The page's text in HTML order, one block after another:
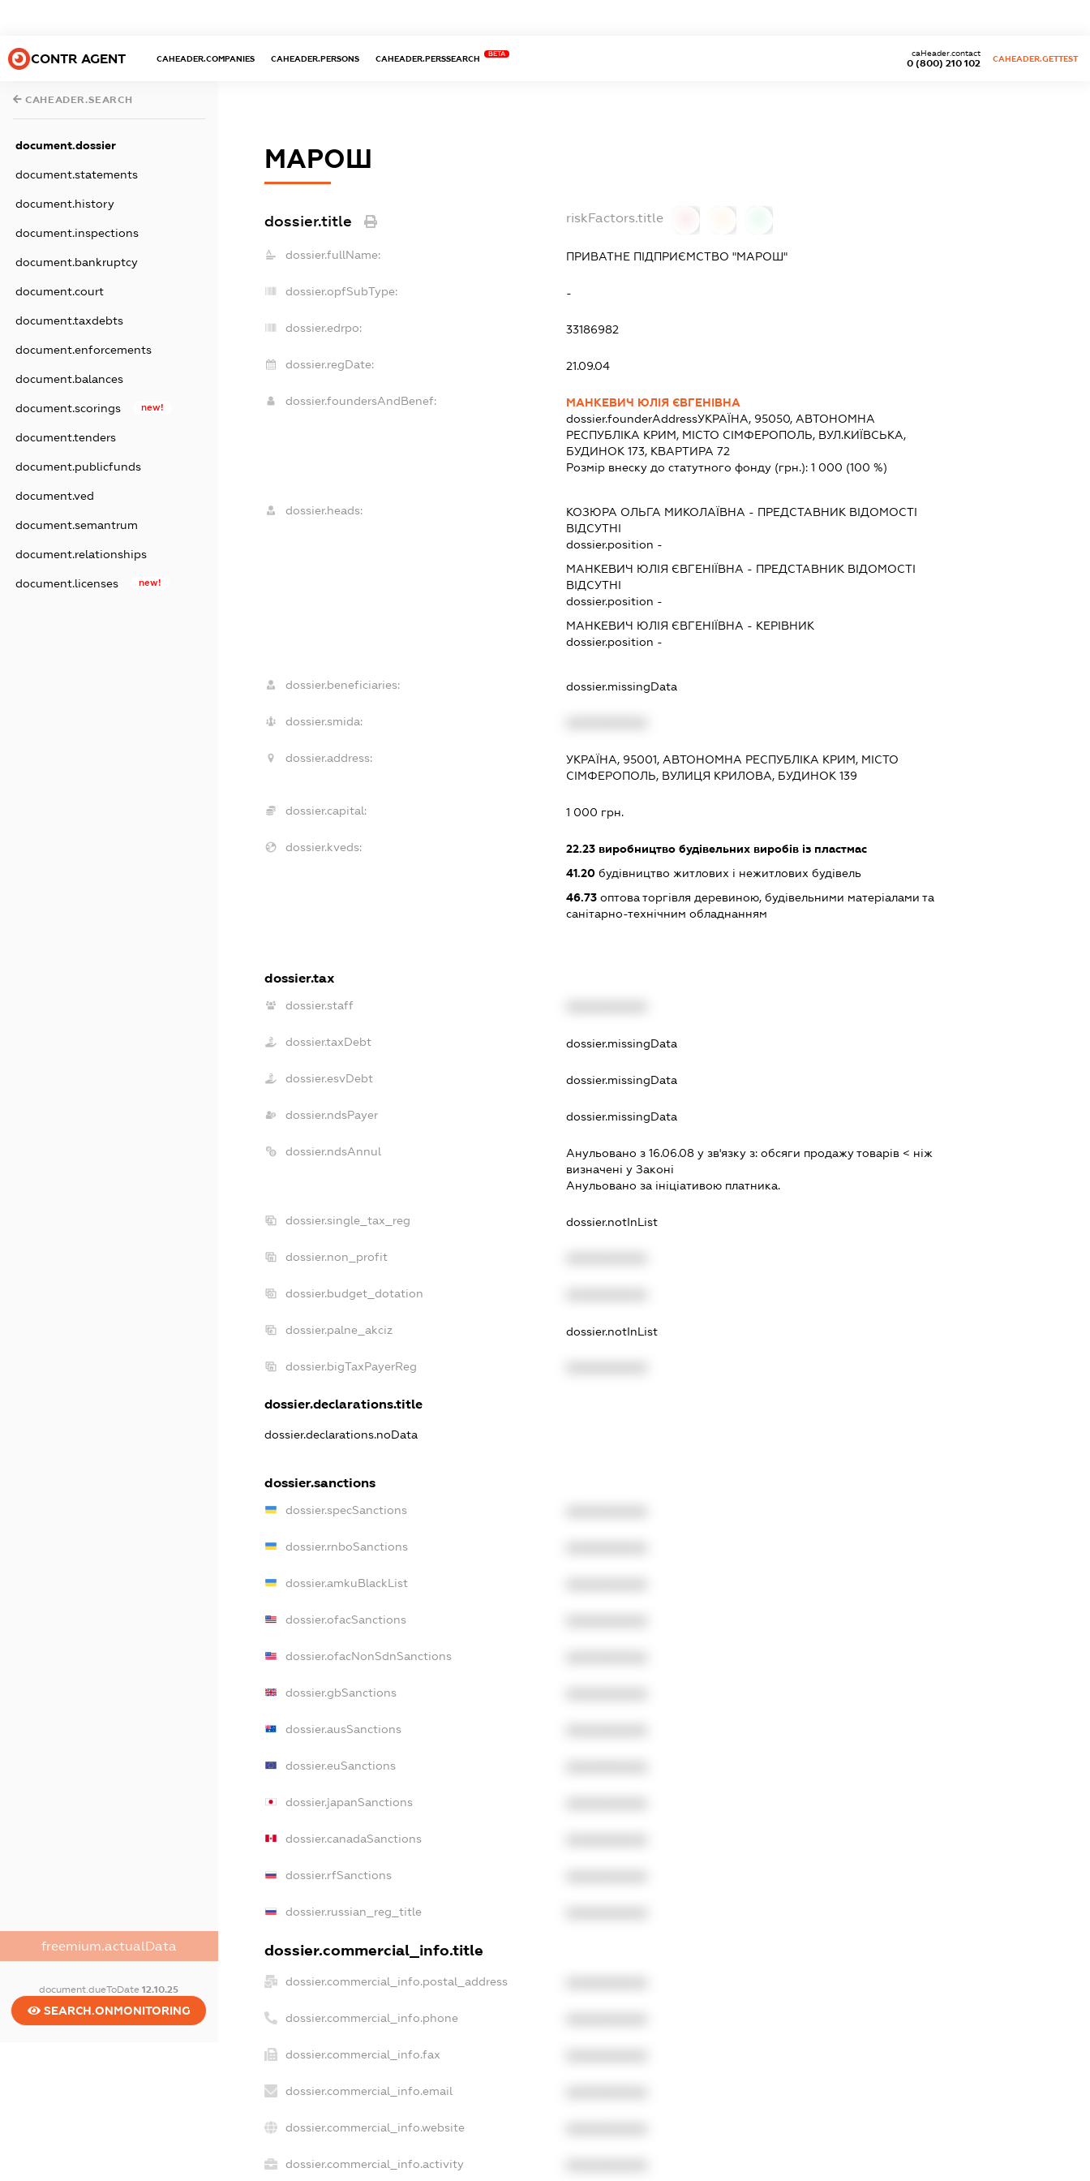
CONTR AGENT CAHEADER.COMPANIES CAHEADER.PERSONS CAHEADER.PERSSEARCH
BETA
0 (800) 210 102
caHeader.contact
CAHEADER.GETTEST
CAHEADER.SEARCH
document.dossier
document.statements
document.history
document.inspections
document.bankruptcy
document.court
document.taxdebts
document.enforcements
document.balances
document.scorings new!
document.tenders
document.publicfunds
document.ved
document.semantrum
document.relationships
document.licenses new!
freemium.actualData
document.dueToDate12.10.25
SEARCH.ONMONITORING
МАРОШ
dossier.title riskFactors.title
dossier.fullName: ПРИВАТНЕ ПІДПРИЄМСТВО "МАРОШ"
dossier.opfSubType: -
dossier.edrpo: 33186982
dossier.regDate: 21.09.04
dossier.foundersAndBenef:
МАНКЕВИЧ ЮЛІЯ ЄВГЕНІВНА
dossier.founderAddressУКРАЇНА, 95050, АВТОНОМНА
РЕСПУБЛІКА КРИМ, МІСТО СІМФЕРОПОЛЬ, ВУЛ.КИЇВСЬКА,
БУДИНОК 173, КВАРТИРА 72
Розмір внеску до статутного фонду (грн.): 1 000 (100 %)
dossier.heads: КОЗЮРА ОЛЬГА МИКОЛАЇВНА - ПРЕДСТАВНИК ВІДОМОСТІ
ВІДСУТНІ
dossier.position -
МАНКЕВИЧ ЮЛІЯ ЄВГЕНІЇВНА - ПРЕДСТАВНИК ВІДОМОСТІ
ВІДСУТНІ
dossier.position -
МАНКЕВИЧ ЮЛІЯ ЄВГЕНІЇВНА - КЕРІВНИК
dossier.position -
dossier.beneficiaries: dossier.missingData
dossier.smida:
dossier.address:
УКРАЇНА, 95001, АВТОНОМНА РЕСПУБЛІКА КРИМ, МІСТО
СІМФЕРОПОЛЬ, ВУЛИЦЯ КРИЛОВА, БУДИНОК 139
dossier.capital: 1 000 грн.
dossier.kveds: 22.23виробництво будівельних виробів із пластмас
41.20будівництво житлових і нежитлових будівель
46.73оптова торгівля деревиною, будівельними матеріалами та
санітарно-технічним обладнанням
dossier.tax
dossier.staff
dossier.taxDebt dossier.missingData
dossier.esvDebt dossier.missingData
dossier.ndsPayer dossier.missingData
dossier.ndsAnnul Анульовано з 16.06.08 у зв'язку з: обсяги продажу товарiв < нiж
визначенi у Законi
Анульовано за iнiцiативою платника.
dossier.single_tax_reg dossier.notInList
dossier.non_profit
dossier.budget_dotation
dossier.palne_akciz dossier.notInList
dossier.bigTaxPayerReg
dossier.declarations.title
dossier.declarations.noData
dossier.sanctions
dossier.specSanctions
dossier.rnboSanctions
dossier.amkuBlackList
dossier.ofacSanctions
dossier.ofacNonSdnSanctions
dossier.gbSanctions
dossier.ausSanctions
dossier.euSanctions
dossier.japanSanctions
dossier.canadaSanctions
dossier.rfSanctions
dossier.russian_reg_title
dossier.commercial_info.title
dossier.commercial_info.postal_address
dossier.commercial_info.phone
dossier.commercial_info.fax
dossier.commercial_info.email
dossier.commercial_info.website
dossier.commercial_info.activity